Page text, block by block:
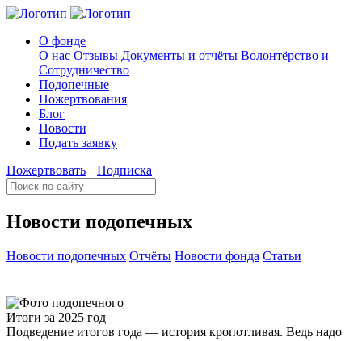
О фонде
О нас Отзывы Документы и отчёты Волонтёрство и
Сотрудничество
Подопечные
Пожертвования
Блог
Новости
Подать заявку
Пожертвовать
Подписка
Новости подопечных
Новости подопечных Отчёты Новости фонда Статьи
Итоги за 2025 год
Подведение итогов года — история кропотливая. Ведь надо